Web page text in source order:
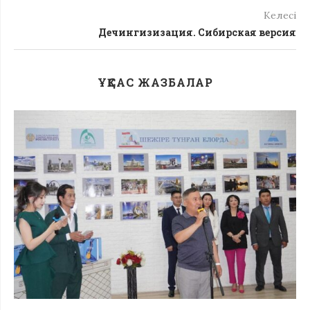
Келесі
Дечингизизация. Сибирская версия
ҰҚСАС ЖАЗБАЛАР